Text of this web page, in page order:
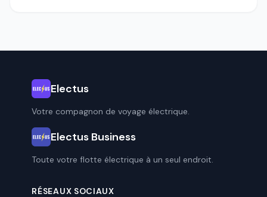
Electus
Votre compagnon de voyage électrique.
Electus Business
Toute votre flotte électrique à un seul endroit.
RÉSEAUX SOCIAUX